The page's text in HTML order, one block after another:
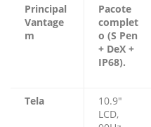
Principal
Vantage
m
Pacote
complet
o (S Pen
+ DeX +
IP68).
Tela
10.9″
LCD,